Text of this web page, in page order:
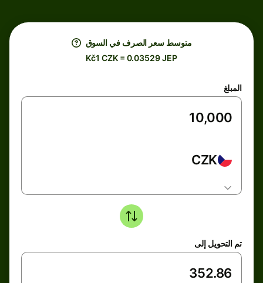
متوسط ​​سعر الصرف في السوق
Kč1 CZK = 0.03529 JEP
المبلغ
CZK
تم التحويل إلى